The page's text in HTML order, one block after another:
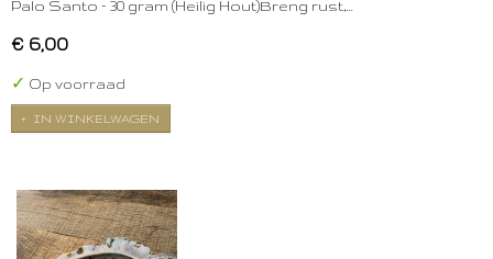
Palo Santo – 30 gram (Heilig Hout)Breng rust,…
€ 6,00
✓ Op voorraad
IN WINKELWAGEN